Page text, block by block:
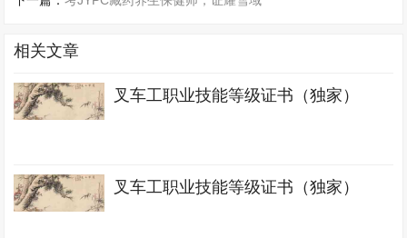
相关文章
叉车工职业技能等级证书（独家）
叉车工职业技能等级证书（独家）